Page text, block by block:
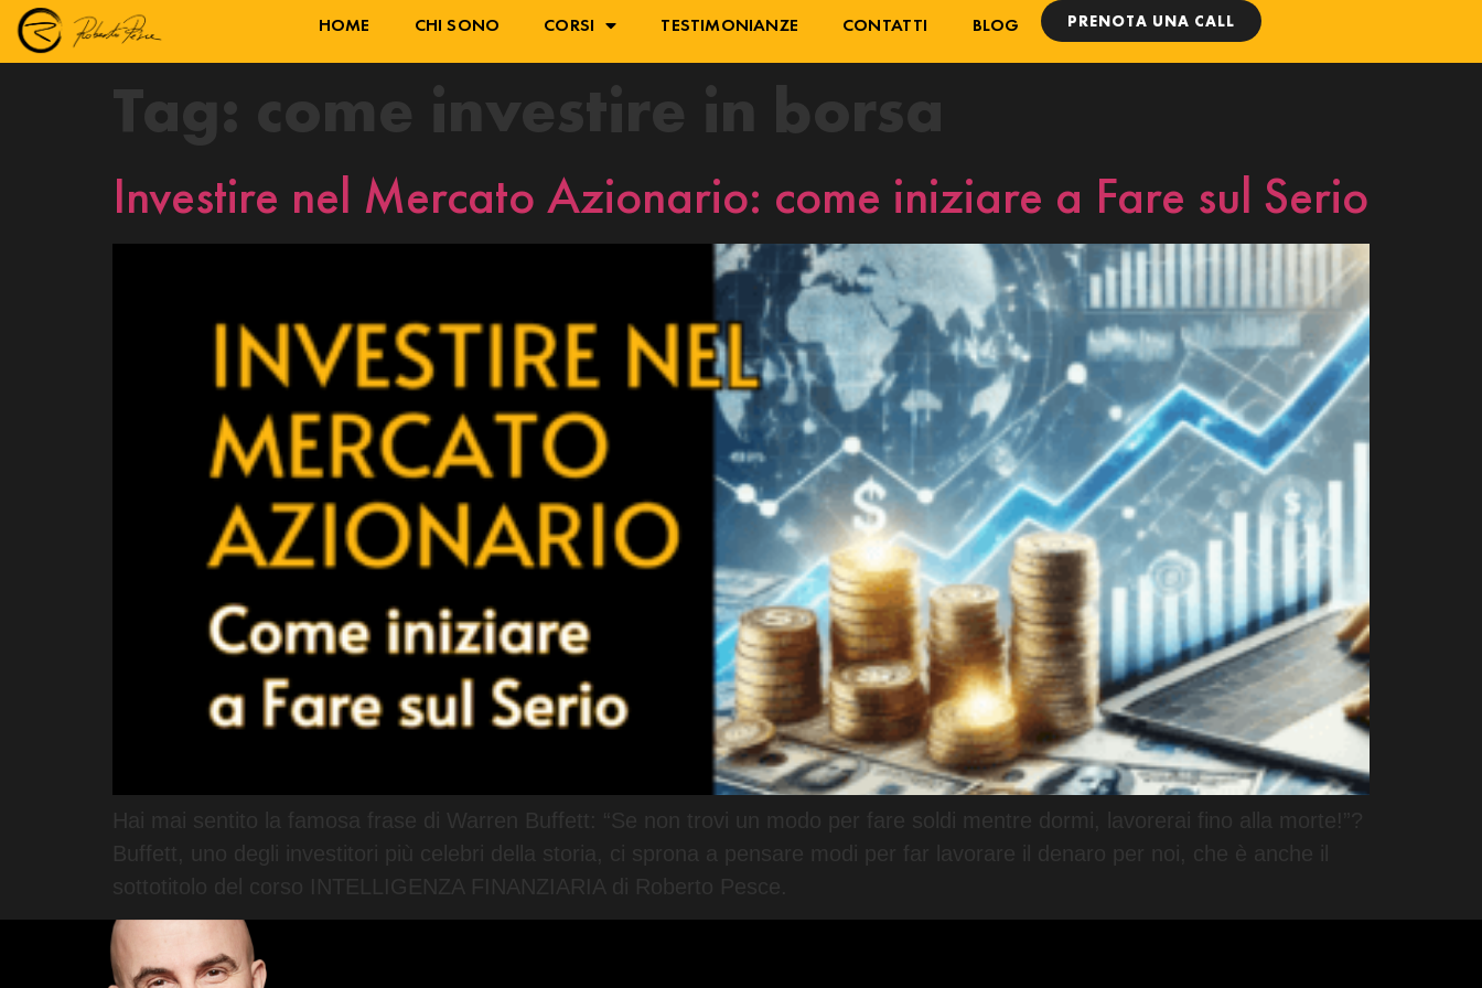
HOME CHI SONO CORSI TESTIMONIANZE CONTATTI BLOG PRENOTA UNA CALL
Tag: come investire in borsa
Investire nel Mercato Azionario: come iniziare a Fare sul Serio
Hai mai sentito la famosa frase di Warren Buffett: “Se non trovi un modo per fare soldi mentre dormi, lavorerai fino alla morte!”?
Buffett, uno degli investitori più celebri della storia, ci sprona a pensare modi per far lavorare il denaro per noi, che è anche il
sottotitolo del corso INTELLIGENZA FINANZIARIA di Roberto Pesce.